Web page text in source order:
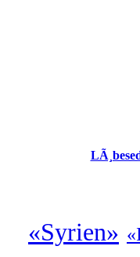
«Syrien»